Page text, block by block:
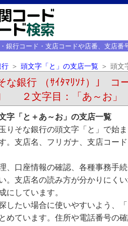
銀行コード・支店コードや店番、支店番
行 頭文字「と」の支店一覧 頭文
な銀行 （ｻｲﾀﾏﾘｿﾅ）｣ コ
２文字目：「あ～お」
字「と＋あ～お」の支店一覧
りそな銀行の頭文字「と」で始
。支店名、フリガナ、支店コー
、口座情報の確認、各種事務手
。支店名の読み方が分かりにく
にしています。
したい場合に使いやすいよう、
めています。住所や電話番号の